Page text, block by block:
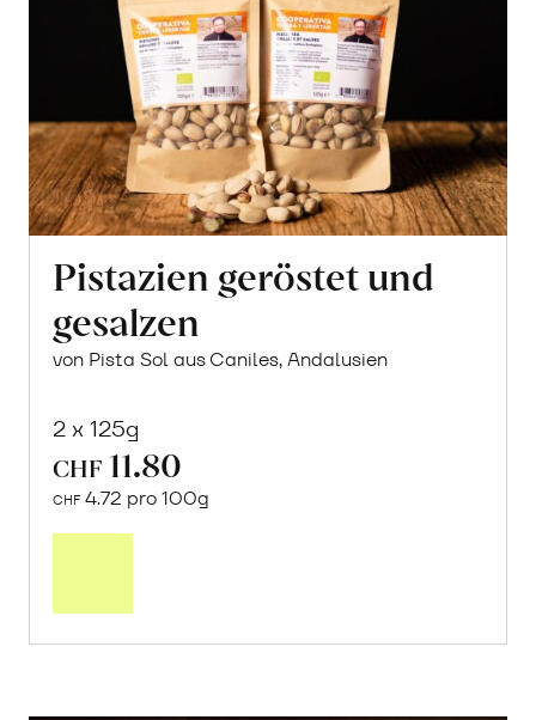
Pistazien geröstet und
gesalzen
von Pista Sol aus Caniles, Andalusien
2 x 125g
CHF 11.80
CHF 4.72 pro 100g